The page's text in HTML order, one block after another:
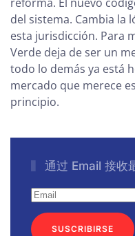
del sistema. Cambia la
esta jurisdicción. Para
Verde deja de ser un
todo lo demás ya está
mercado que merece
principio.
通过 Email 接收
SUSCRIBIRSE